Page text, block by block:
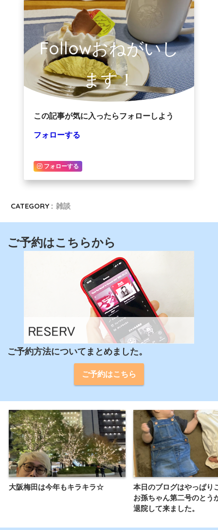
Followおねがいし
ます！
この記事が気に入ったらフォローしよう
フォローする
フォローする
CATEGORY : 雑談
ご予約はこちらから
ご予約方法についてまとめました。
ご予約はこちら
大阪梅田は今年もキラキラ☆
本日のブログはやっぱり
お孫ちゃん第二号のとう
退院して来ました。